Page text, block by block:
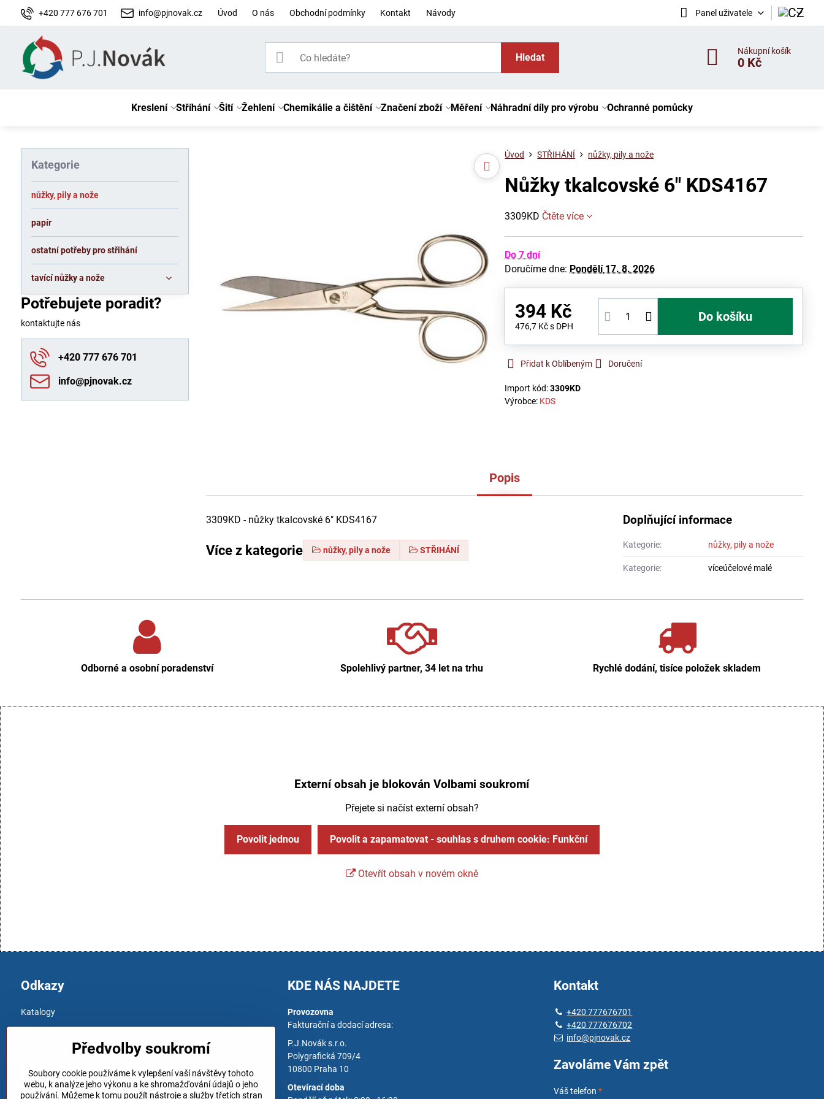
+420 777 676 701 info@pjnovak.cz Úvod O nás Obchodní podmínky Kontakt Návody Panel uživatele
Hledat
Nákupní košík
0 Kč
Kreslení Stříhání Šití Žehlení Chemikálie a čištění Značení zboží Měření Náhradní díly pro výrobu Ochranné pomůcky
Úvod STŘIHÁNÍ nůžky, pily a nože
Nůžky tkalcovské 6" KDS4167
3309KD Čtěte více
Do 7 dní
Doručíme dne: Pondělí17. 8. 2026
394 Kč
476,7 Kčs DPH
Do košíku
Přidat k Oblíbeným Doručení
Import kód:3309KD
Výrobce: KDS
Popis
3309KD - nůžky tkalcovské 6" KDS4167
Více z kategorie nůžky, pily a nože STŘIHÁNÍ
Doplňující informace
Kategorie: nůžky, pily a nože
Kategorie: víceúčelové malé
Kategorie
nůžky, pily a nože
papír
ostatní potřeby pro střihání
tavící nůžky a nože
Potřebujete poradit?
kontaktujte nás
+420 777 676 701
info​@pjnovak​.cz
Odborné a osobní poradenství Spolehlivý partner, 34 let na trhu Rychlé dodání, tisíce položek skladem
Externí obsah je blokován Volbami soukromí
Přejete si načíst externí obsah?
Povolit jednou Povolit a zapamatovat - souhlas s druhem cookie: Funkční
Otevřít obsah v novém okně
Odkazy
Katalogy
Ochrana osobních údajů
KDE NÁS NAJDETE
Provozovna
Fakturační a dodací adresa:
P.J.Novák s.r.o.
Polygrafická 709/4
10800 Praha 10
Otevírací doba
Kontakt
+420 777676701
+420 777676702
info@pjnovak.cz
Zavoláme Vám zpět
Váš telefon*
Předvolby soukromí
Soubory cookie používáme k vylepšení vaší návštěvy tohoto
webu, k analýze jeho výkonu a ke shromažďování údajů o jeho
používání. Můžeme k tomu použít nástroje a služby třetích stran